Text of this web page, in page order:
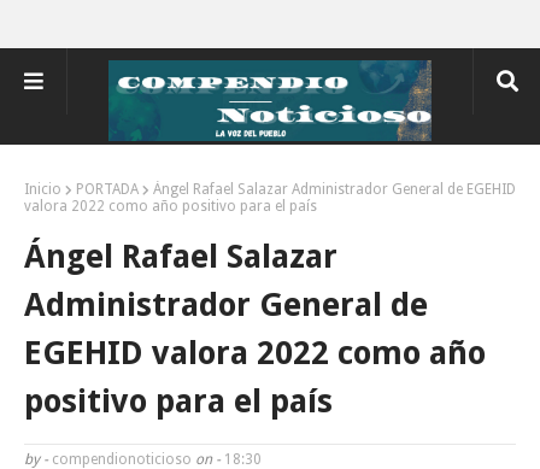
Inicio PORTADA
Ángel Rafael Salazar Administrador General de EGEHID
valora 2022 como año positivo para el país
Ángel Rafael Salazar
Administrador General de
EGEHID valora 2022 como año
positivo para el país
by - compendionoticioso on - 18:30